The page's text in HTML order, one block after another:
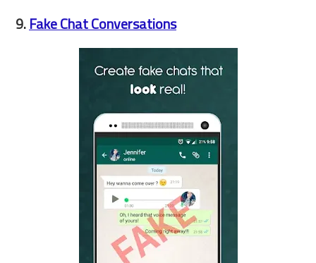
9.Fake Chat Conversations